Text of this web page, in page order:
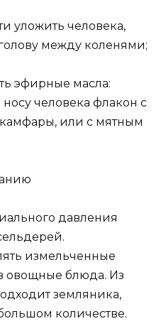
уложить человека,
между коленями;
эфирные масла:
человека флакон с
или с мятным
давления
измельченные
овощные блюда. Из
земляника,
количестве.